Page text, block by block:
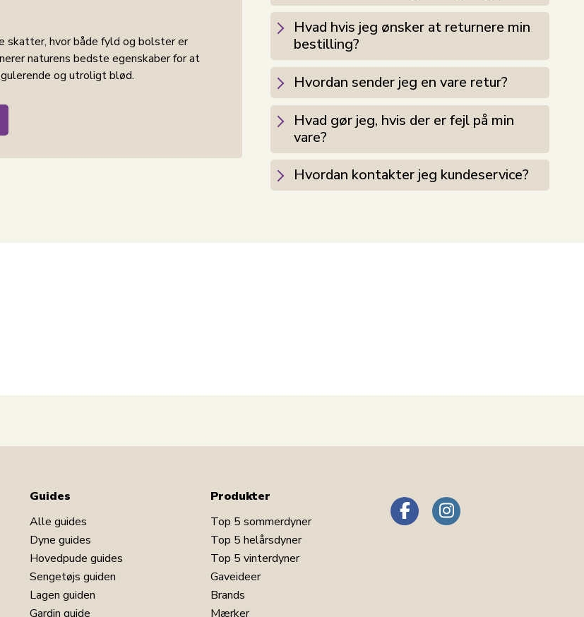
skatter, hvor både fyld og bolster er
naturens bedste egenskaber for at
og utroligt blød.
og omsluttende om kroppen – uden
forbliver jævnt fordelt uden at klumpe
følelse natten igennem.
f.eks. dyner, puder, madrasser,
og produkterne i denne serie er
Derudover bidrager alle de
og en veltilpas nattesøvn.
Hvad hvis jeg ønsker at returnere min
bestilling?
Hvordan sender jeg en vare retur?
Hvad gør jeg, hvis der er fejl på min
vare?
Hvordan kontakter jeg kundeservice?
Guides
Alle guides
Dyne guides
Hovedpude guides
Sengetøjs guiden
Lagen guiden
Gardin guide
Produkter
Top 5 sommerdyner
Top 5 helårsdyner
Top 5 vinterdyner
Gaveideer
Brands
Mærker